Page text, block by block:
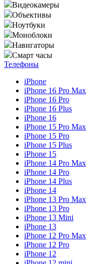
Видеокамеры
Объективы
Ноутбуки
Моноблоки
Навигаторы
Смарт часы
Телефоны
iPhone
iPhone 16 Pro Max
iPhone 16 Pro
iPhone 16 Plus
iPhone 16
iPhone 15 Pro Max
iPhone 15 Pro
iPhone 15 Plus
iPhone 15
iPhone 14 Pro Max
iPhone 14 Pro
iPhone 14 Plus
iPhone 14
iPhone 13 Pro Max
iPhone 13 Pro
iPhone 13 Mini
iPhone 13
iPhone 12 Pro Max
iPhone 12 Pro
iPhone 12